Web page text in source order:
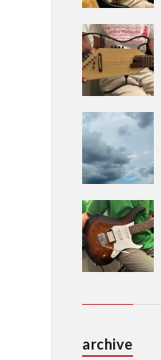
archive